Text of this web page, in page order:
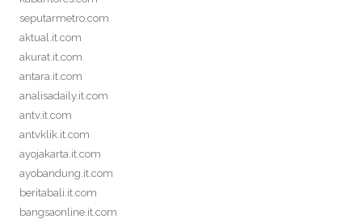
seputarmetro.com
aktual.it.com
akurat.it.com
antara.it.com
analisadaily.it.com
antv.it.com
antvklik.it.com
ayojakarta.it.com
ayobandung.it.com
beritabali.it.com
bangsaonline.it.com